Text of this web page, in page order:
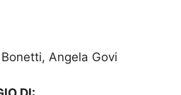
Angela Govi